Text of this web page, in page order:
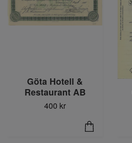
Göta Hotell &
Restaurant AB
400 kr